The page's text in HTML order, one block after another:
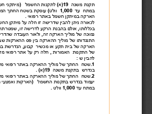
מיתקני) החשמל לתקנות (א)19 משנה תקנת
החתך בשטח עוסקת (וולט
  1,000
עד במתח
רפואי באתר חשמל במיתקן הארקה
מיתקן על חלה זו שדרישה להבין ניתן לכאורה
,זו לדרישה הרקע בהבנת אולם ,בכללותו
העובדה ולאור זה הארקה מוליך של נמוכה
ההארקות פס בין ההארקה מוליך של התנגדותו
הנדרשת ,קבוע מכשיר או תקע בית של הארקה
רפואי אתר על רק חלה , האמורות התקנות של
  :
ש להבין
רפואי באתר ההארקה מוליך של החתך שטח.1
. (א)19 משנה בתקנת בנדרש
רפואי באתר ההארקה מוליך של החתך שטח.2
ואמצעי הארקות) החשמל בתקנות בנדרש יעמוד
וולט 1,000 עד במתח